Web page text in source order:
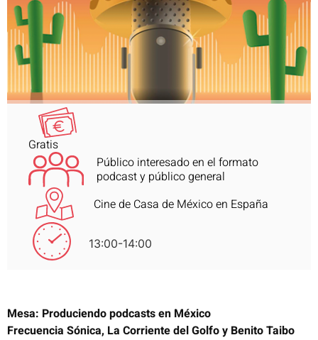
Gratis
Público interesado en el formato
podcast y público general
Cine de Casa de México en España
13:00-14:00
Mesa: Produciendo podcasts en México
Frecuencia Sónica, La Corriente del Golfo y Benito Taibo